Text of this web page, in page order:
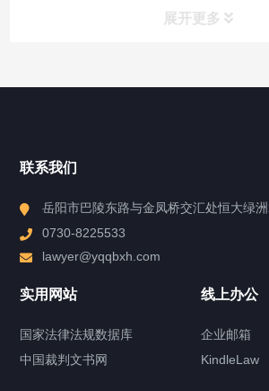
展开更多
专职律师
兼职律师
实习律师
联系我们
岳阳市巴陵东路与金凤桥交汇处恒大绿
0730-8225533
lawyer@yqqbxh.com
实用网站
国家法律法规数据库
中国裁判文书网
线上办公
企业邮箱
KindleLaw